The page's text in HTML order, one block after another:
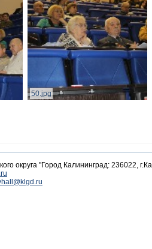
50.jpg
округа "Город Калининград: 236022,